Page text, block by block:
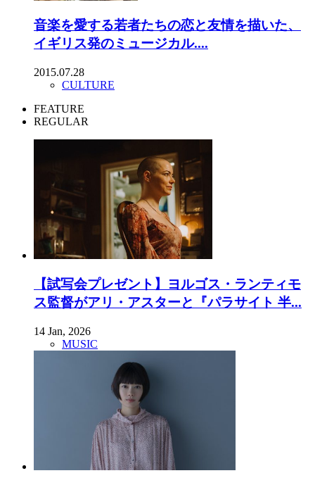
音楽を愛する若者たちの恋と友情を描いた、
イギリス発のミュージカル....
2015.07.28
CULTURE
FEATURE
REGULAR
【試写会プレゼント】ヨルゴス・ランティモ
ス監督がアリ・アスターと『パラサイト 半...
14 Jan, 2026
MUSIC